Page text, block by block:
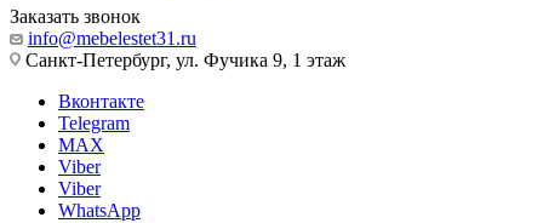
Заказать звонок
info@mebelestet31.ru
Санкт-Петербург, ул. Фучика 9, 1 этаж
Вконтакте
Telegram
MAX
Viber
Viber
WhatsApp